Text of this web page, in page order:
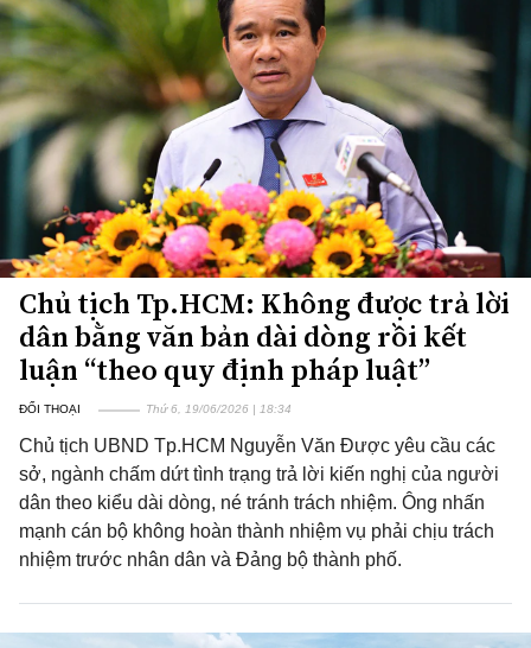
Chủ tịch Tp.HCM: Không được trả lời
dân bằng văn bản dài dòng rồi kết
luận “theo quy định pháp luật”
ĐỐI THOẠI Thứ 6, 19/06/2026 | 18:34
Chủ tịch UBND Tp.HCM Nguyễn Văn Được yêu cầu các
sở, ngành chấm dứt tình trạng trả lời kiến nghị của người
dân theo kiểu dài dòng, né tránh trách nhiệm. Ông nhấn
mạnh cán bộ không hoàn thành nhiệm vụ phải chịu trách
nhiệm trước nhân dân và Đảng bộ thành phố.